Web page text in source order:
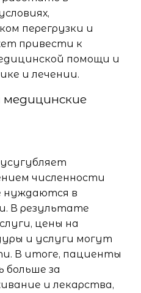
перегрузки и
привести к
помощи и
и лечении.
медицинские
численности
нуждаются в
В результате
цены на
и услуги могут
В итоге, пациенты
за
и лекарства,